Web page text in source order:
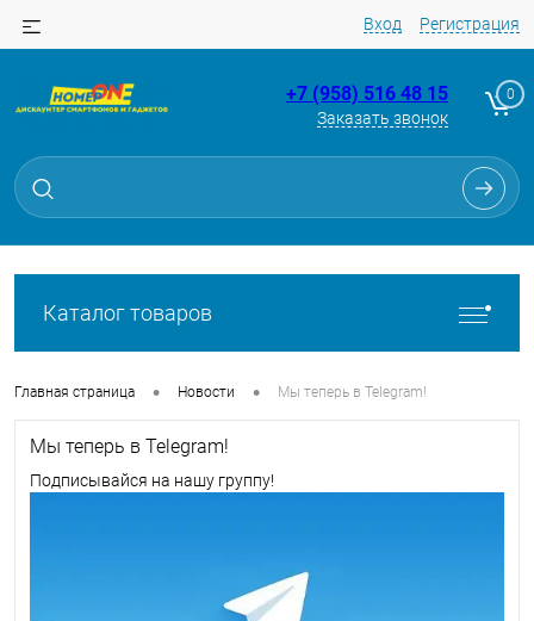
Вход Регистрация
+7 (958) 516 48 15
Заказать звонок
0
Каталог товаров
Главная страница • Новости • Мы теперь в Telegram!
Мы теперь в Telegram!
Подписывайся на нашу группу!